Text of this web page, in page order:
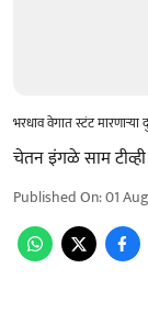
भरधाव वेगात स्टंट
चेतन इंगळे साम
Published On:01